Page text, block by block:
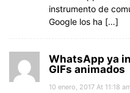
instrumento de
Google los ha […]
WhatsApp ya
GIFs animados
10 enero, 2017 At 11:18